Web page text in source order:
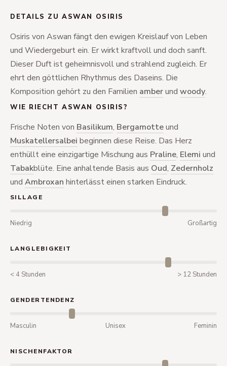
DETAILS ZU ASWAN OSIRIS
Osiris von Aswan fängt den ewigen Kreislauf von Leben
und Wiedergeburt ein. Er wirkt kraftvoll und doch sanft.
Dieser Duft ist geheimnisvoll und strahlend zugleich. Er
ehrt den göttlichen Rhythmus des Daseins. Die
Komposition gehört zu den Familien amberund woody.
WIE RIECHT ASWAN OSIRIS?
Frische Noten von Basilikum, Bergamotteund
Muskatellersalbei beginnen diese Reise. Das Herz
enthüllt eine einzigartige Mischung aus Praline, Elemi und
Tabakblüte. Eine anhaltende Basis aus Oud, Zedernholz
und Ambroxan hinterlässt einen starken Eindruck.
SILLAGE
Niedrig Großartig
LANGLEBIGKEIT
< 4 Stunden > 12 Stunden
GENDERTENDENZ
Masculin Unisex Feminin
NISCHENFAKTOR